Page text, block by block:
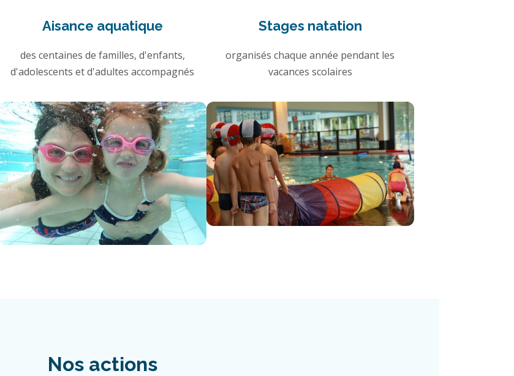
Aisance aquatique
des centaines de familles, d'enfants,
d'adolescents et d'adultes accompagnés
Stages natation
organisés chaque année pendant les
vacances scolaires
Nos actions